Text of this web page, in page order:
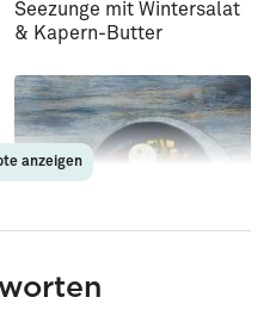
Seezunge mit Wintersalat
& Kapern-Butter
anzeigen